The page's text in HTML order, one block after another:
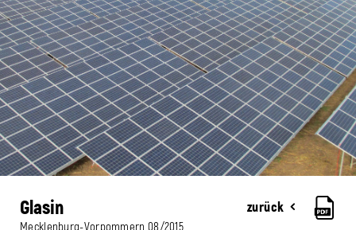
Glasin
Mecklenburg-Vorpommern 08/2015
zurück